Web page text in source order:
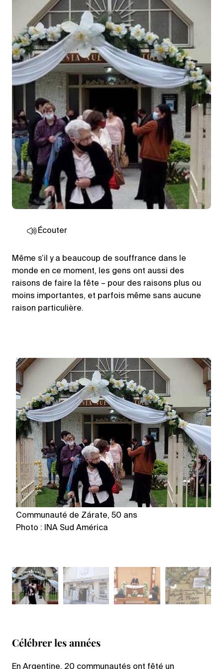
Écouter
Même s’il y a beaucoup de souffrance dans le
monde en ce moment, les gens ont aussi des
raisons de faire la fête – pour des raisons plus ou
moins importantes, et parfois même sans aucune
raison particulière.
Communauté de Zárate, 50 ans
Photo : INA Sud América
Célébrer les années
En Argentine, 20 communautés ont fêté un